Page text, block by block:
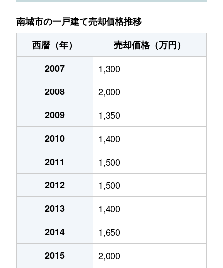
南城市の一戸建て売却価格推移
西暦（年）
売却価格（万円）
2007
1,300
2008
2,000
2009
1,350
2010
1,400
2011
1,500
2012
1,500
2013
1,400
2014
1,650
2015
2,000